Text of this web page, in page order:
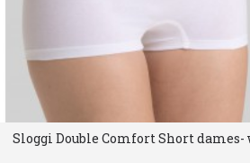
Sloggi Double Comfort Short dames-